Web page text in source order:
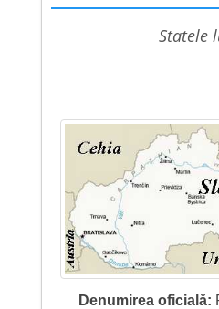
statele
Denumirea oficială: